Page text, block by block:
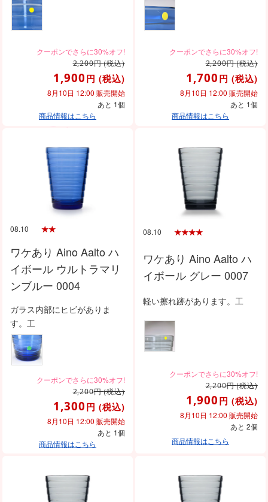
2,200円(税込)
1,900円 (税込)
8月10日 12:00 販売開始
あと 1個
商品情報はこちら
2,200円(税込)
1,700円 (税込)
8月10日 12:00 販売開始
あと 1個
商品情報はこちら
08.10
ワケあり Aino Aalto ハ
イボール ウルトラマリ
ンブルー 0004
ガラス内部にヒビがありま
す。工
2,200円(税込)
1,300円 (税込)
8月10日 12:00 販売開始
あと 1個
商品情報はこちら
08.10
ワケあり Aino Aalto ハ
イボール グレー 0007
軽い擦れ跡があります。工
2,200円(税込)
1,900円 (税込)
8月10日 12:00 販売開始
あと 2個
商品情報はこちら